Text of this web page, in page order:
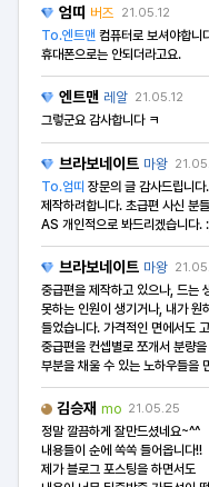
엄띠 버즈 21.05.12
To.엔트맨 컴퓨터로 보셔야합니
휴대폰으로는 안되더라고요.
엔트맨 레알 21.05.12
그렇군요 감사합니다 ㅋ
브라보네이트 마왕
To.엄띠 장문의 글 감사드립니
제작하려합니다. 초급편 사신 분
AS 개인적으로 봐드리겠습니다.
브라보네이트 마왕
중급편을 제작하고 있으나, 드는
못하는 인원이 생기거나, 내가 원
들었습니다. 가격적인 면에서도
중급편을 컨셉별로 쪼개서 분량
부분을 채울 수 있는 노하우들을
김승재 mo 21.05.25
정말 깔끔하게 잘만드셨네요~^^
내용들이 순에 쏙쏙 들어옵니다!!
제가 블로그 포스팅을 하면서도